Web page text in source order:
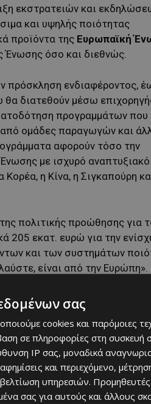
εκστρατειών και
και υψηλής ποιότητας
προϊόντα της Ευρωπαϊκή
Ένωσης όσο και διεθνώς.
πρόσκληση ενδιαφέροντος,
θα διατεθούν μέσω
προγραμμάτων που
ομάδες παραγωγών και
αφορούν τόσο την
με ισχυρό αναπτυξιακό
η Κίνα, η Σιγκαπούρη
πολιτικής προώθησης για
205 εκατ. ευρώ για την
και των συστημάτων
είναι από την Ευρώπη».
σας
cookies και παρόμοιες
σε πληροφορίες στη συσκευή
IP σας, μοναδικά
και περιεχόμενο,
υπηρεσιών.
σας για αυτούς και άλλους